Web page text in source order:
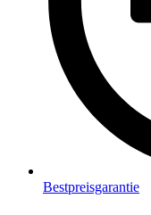
Bestpreisgarantie